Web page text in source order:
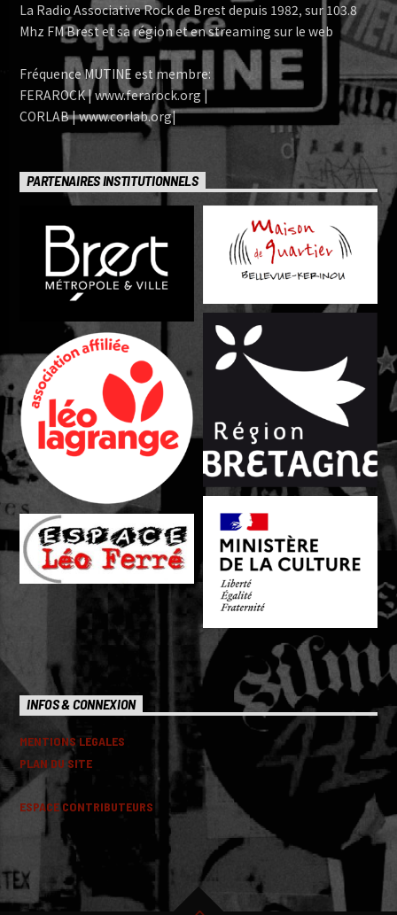
La Radio Associative Rock de Brest depuis 1982, sur 103.8
Mhz FM Brest et sa région et en streaming sur le web
Fréquence MUTINE est membre:
FERAROCK | www.ferarock.org |
CORLAB | www.corlab.org|
PARTENAIRES INSTITUTIONNELS
INFOS & CONNEXION
MENTIONS LEGALES
PLAN DU SITE
ESPACE CONTRIBUTEURS